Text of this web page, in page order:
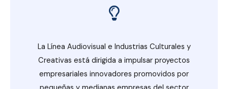
La Línea Audiovisual e Industrias Culturales y
Creativas está dirigida a impulsar proyectos
empresariales innovadores promovidos por